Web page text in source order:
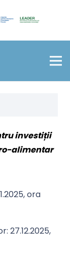
investiții
alimentar
2025, ora
27.12.2025,